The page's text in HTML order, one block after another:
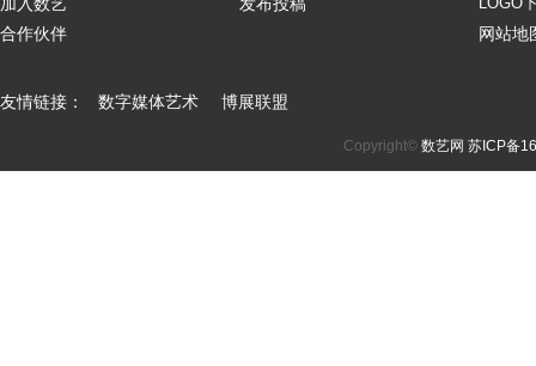
合作伙伴
网站地
友情链接： 数字媒体艺术 博展联盟
Copyright© 数艺网 苏ICP备